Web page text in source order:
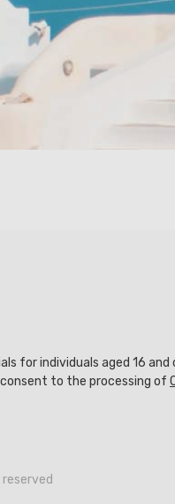
for individuals aged 16 and
to the processing of
reserved